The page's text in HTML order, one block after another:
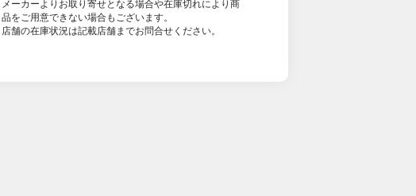
メーカーよりお取り寄せとなる場合や在庫切れにより商
品をご用意できない場合もございます。
店舗の在庫状況は記載店舗までお問合せください。